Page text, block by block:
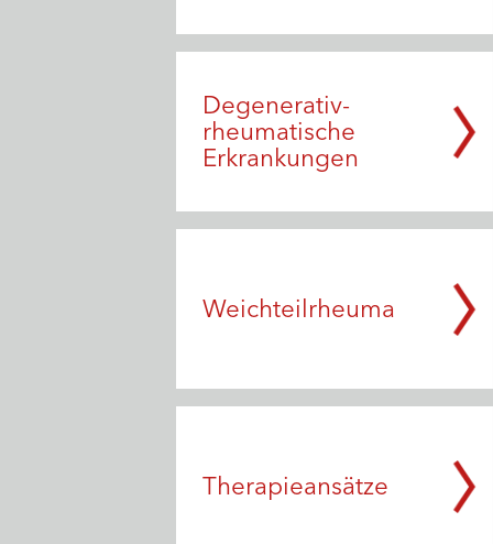
Degenerativ-
rheumatische
Erkrankungen
Weichteilrheuma
Therapieansätze